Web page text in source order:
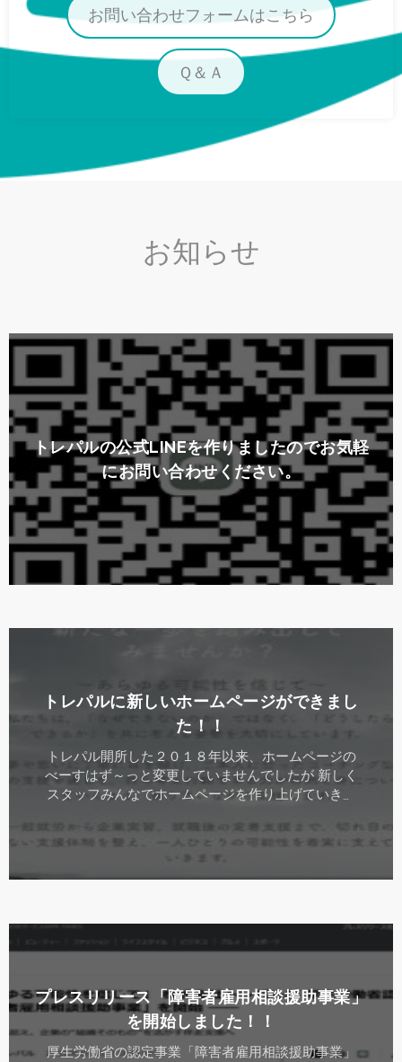
お問い合わせフォームはこちら
Ｑ＆Ａ
お知らせ
トレパルの公式LINEを作りましたのでお気軽
にお問い合わせください。
トレパルに新しいホームページができまし
た！！
トレパル開所した２０１８年以来、ホームページの
べーすはず～っと変更していませんでしたが 新しく
スタッフみんなでホームページを作り上げていきま
思いますので楽しみにしていてくだ …
プレスリリース「障害者雇用相談援助事業」
を開始しました！！
厚生労働省の認定事業「障害者雇用相談援助事業」